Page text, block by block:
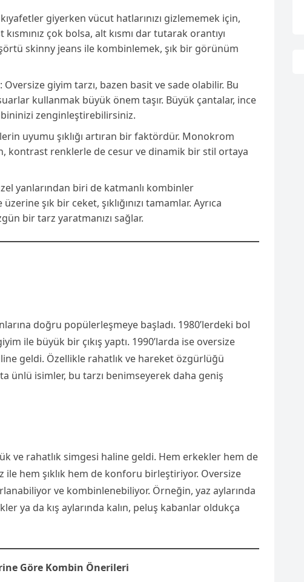
giyerken vücut hatlarınızı gizlememek için,
çok bolsa, alt kısmı dar tutarak orantıyı
skinny jeans ile kombinlemek, şık bir görünüm
: Oversize giyim tarzı, bazen basit ve sade olabilir. Bu
kullanmak büyük önem taşır. Büyük çantalar, ince
zenginleştirebilirsiniz.
uyumu şıklığı artıran bir faktördür. Monokrom
kontrast renklerle de cesur ve dinamik bir stil ortaya
yanlarından biri de katmanlı kombinler
şık bir ceket, şıklığınızı tamamlar. Ayrıca
bir tarz yaratmanızı sağlar.
doğru popülerleşmeye başladı. 1980’lerdeki bol
ile büyük bir çıkış yaptı. 1990’larda ise oversize
geldi. Özellikle rahatlık ve hareket özgürlüğü
ünlü isimler, bu tarzı benimseyerek daha geniş
ve rahatlık simgesi haline geldi. Hem erkekler hem de
hem şıklık hem de konforu birleştiriyor. Oversize
ve kombinlenebiliyor. Örneğin, yaz aylarında
ya da kış aylarında kalın, peluş kabanlar oldukça
Göre Kombin Önerileri